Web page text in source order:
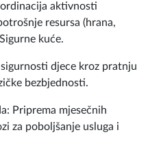
aktivnosti
resursa (hrana,
kuće.
djece kroz pratnju
bezbjednosti.
Priprema mjesečnih
za poboljšanje usluga i